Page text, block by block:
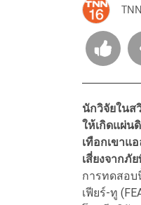
นักวิจัยในส
ให้เกิดแผ่น
เทือกเขาแ
เสี่ยงจากภั
การทดสอบ
เฟียร์-ทู